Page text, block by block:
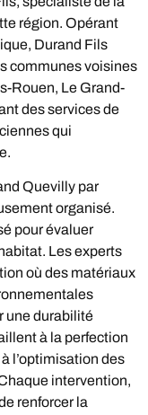
région. Opérant
Durand Fils
communes voisines
Rouen, Le Grand-
des services de
qui
Quevilly par
organisé.
pour évaluer
Les experts
où des matériaux
une durabilité
à la perfection
l’optimisation des
intervention,
renforcer la